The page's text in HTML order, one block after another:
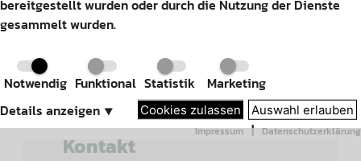
bereitgestellt wurden oder durch die Nutzung der Dienste
gesammelt wurden.
Notwendig Funktional Statistik Marketing
Cookies zulassen Auswahl erlauben
Details anzeigen ⯆
Impressum | Datenschutzerklärung
Schillerstraße 16
31061 Alfeld (Leine)
Kontakt